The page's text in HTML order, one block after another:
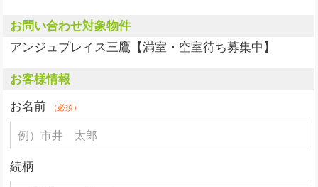
お問い合わせ対象物件
アンジュプレイス三鷹【満室・空室待ち募集中】
お客様情報
お名前
（必須）
続柄